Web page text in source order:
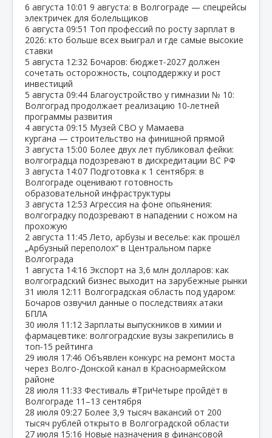
6 августа 10:01 9 августа: в Волгограде — спецрейсы
электричек для болельщиков
6 августа 09:51 Топ профессий по росту зарплат в
2026: кто больше всех выиграл и где самые высокие
ставки
5 августа 12:32 Бочаров: бюджет‑2027 должен
сочетать осторожность, соцподдержку и рост
инвестиций
5 августа 09:44 Благоустройство у гимназии № 10:
Волгоград продолжает реализацию 10‑летней
программы развития
4 августа 09:15 Музей СВО у Мамаева
кургана — строительство на финишной прямой
3 августа 15:00 Более двух лет публиковал фейки:
волгоградца подозревают в дискредитации ВС РФ
3 августа 14:07 Подготовка к 1 сентября: в
Волгограде оценивают готовность
образовательной инфраструктуры
3 августа 12:53 Агрессия на фоне опьянения:
волгоградку подозревают в нападении с ножом на
прохожую
2 августа 11:45 Лето, арбузы и веселье: как прошёл
„Арбузный переполох“ в Центральном парке
Волгограда
1 августа 14:16 Экспорт на 3,6 млн долларов: как
волгоградский бизнес выходит на зарубежные рынки
31 июля 12:11 Волгоградская область под ударом:
Бочаров озвучил данные о последствиях атаки
БПЛА
30 июля 11:12 Зарплаты выпускников в химии и
фармацевтике: волгоградские вузы закрепились в
топ‑15 рейтинга
29 июля 17:46 Объявлен конкурс на ремонт моста
через Волго‑Донской канал в Красноармейском
районе
28 июля 11:33 Фестиваль #ТриЧетыре пройдёт в
Волгограде 11–13 сентября
28 июля 09:27 Более 3,9 тысяч вакансий от 200
тысяч рублей открыто в Волгоградской области
27 июля 15:16 Новые назначения в финансовой